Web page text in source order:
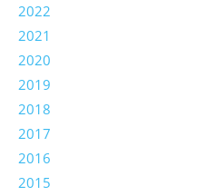
2022
2021
2020
2019
2018
2017
2016
2015